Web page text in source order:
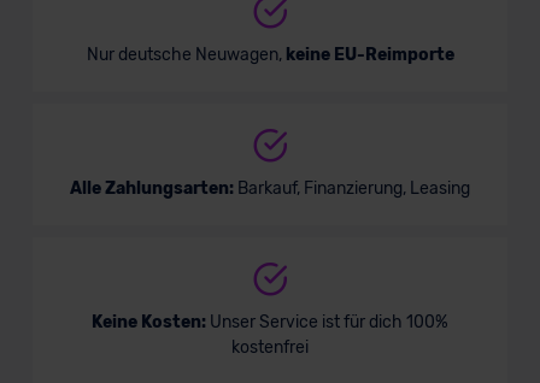
Nur deutsche Neuwagen, keine EU-Reimporte
Alle Zahlungsarten: Barkauf, Finanzierung, Leasing
Keine Kosten: Unser Service ist für dich 100%
kostenfrei